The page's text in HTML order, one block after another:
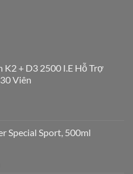
+ D3 2500 I.E Hỗ Trợ
Viên
Special Sport, 500ml